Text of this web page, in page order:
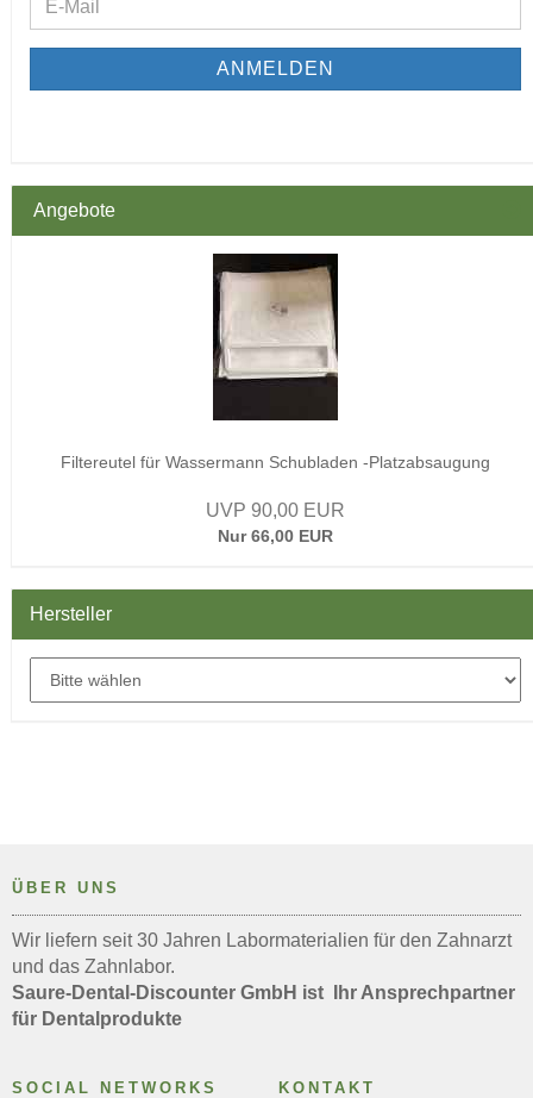
ZUR
E-
Mail
ANMELDEN
Angebote
Filtereutel für Wassermann Schubladen -Platzabsaugung
UVP 90,00 EUR
Nur 66,00 EUR
Hersteller
ÜBER UNS
Wir liefern seit 30 Jahren Labormaterialien für den Zahnarzt
und das Zahnlabor.
Saure-Dental-Discounter GmbH ist Ihr Ansprechpartner
für Dentalprodukte
SOCIAL NETWORKS KONTAKT